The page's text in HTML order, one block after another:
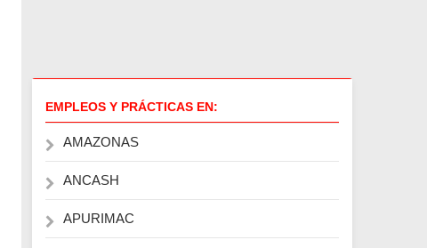
EMPLEOS Y PRÁCTICAS EN:
AMAZONAS
ANCASH
APURIMAC